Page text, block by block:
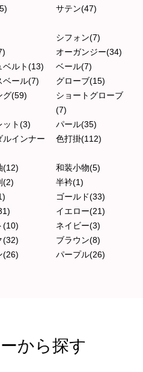
サテン(47)
シフォン(7)
オーガンジー(34)
ベルト(13)
ベール(7)
ベール(7)
グローブ(15)
グ(59)
ショートグローブ
(7)
ット(3)
パール(35)
ルインナー
色打掛(112)
(12)
和装小物(5)
(2)
半衿(1)
ゴールド(33)
イエロー(21)
(10)
ネイビー(3)
(32)
ブラウン(8)
(26) パープル(26)
から探す